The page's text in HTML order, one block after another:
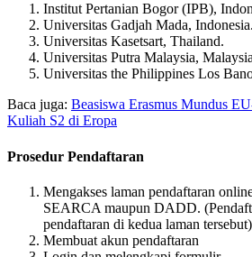
Institut Pertanian Bogor (IPB),
Universitas Gadjah Mada, Indonesia.
Universitas Kasetsart, Thailand.
Universitas Putra Malaysia,
Universitas the Philippines Los
Baca juga: Beasiswa Erasmus Mundus
Kuliah S2 di Eropa
Prosedur Pendaftaran
Mengakses laman pendaftaran
SEARCA maupun DADD.
pendaftaran di kedua laman tersebut)
Membuat akun pendaftaran